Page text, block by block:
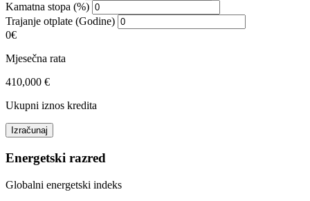
Kamatna stopa (%)
Trajanje otplate (Godine)
0€
Mjesečna rata
410,000 €
Ukupni iznos kredita
Izračunaj
Energetski razred
Globalni energetski indeks